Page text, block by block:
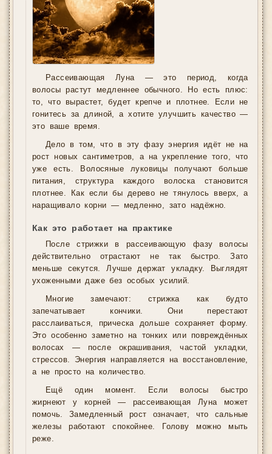
Рассеивающая Луна — это период, когда
волосы растут медленнее обычного. Но есть плюс:
то, что вырастет, будет крепче и плотнее. Если не
гонитесь за длиной, а хотите улучшить качество —
это ваше время.
Дело в том, что в эту фазу энергия идёт не на
рост новых сантиметров, а на укрепление того, что
уже есть. Волосяные луковицы получают больше
питания, структура каждого волоска становится
плотнее. Как если бы дерево не тянулось вверх, а
наращивало корни — медленно, зато надёжно.
Как это работает на практике
После стрижки в рассеивающую фазу волосы
действительно отрастают не так быстро. Зато
меньше секутся. Лучше держат укладку. Выглядят
ухоженными даже без особых усилий.
Многие замечают: стрижка как будто
запечатывает кончики. Они перестают
расслаиваться, прическа дольше сохраняет форму.
Это особенно заметно на тонких или повреждённых
волосах — после окрашивания, частой укладки,
стрессов. Энергия направляется на восстановление,
а не просто на количество.
Ещё один момент. Если волосы быстро
жирнеют у корней — рассеивающая Луна может
помочь. Замедленный рост означает, что сальные
железы работают спокойнее. Голову можно мыть
реже.